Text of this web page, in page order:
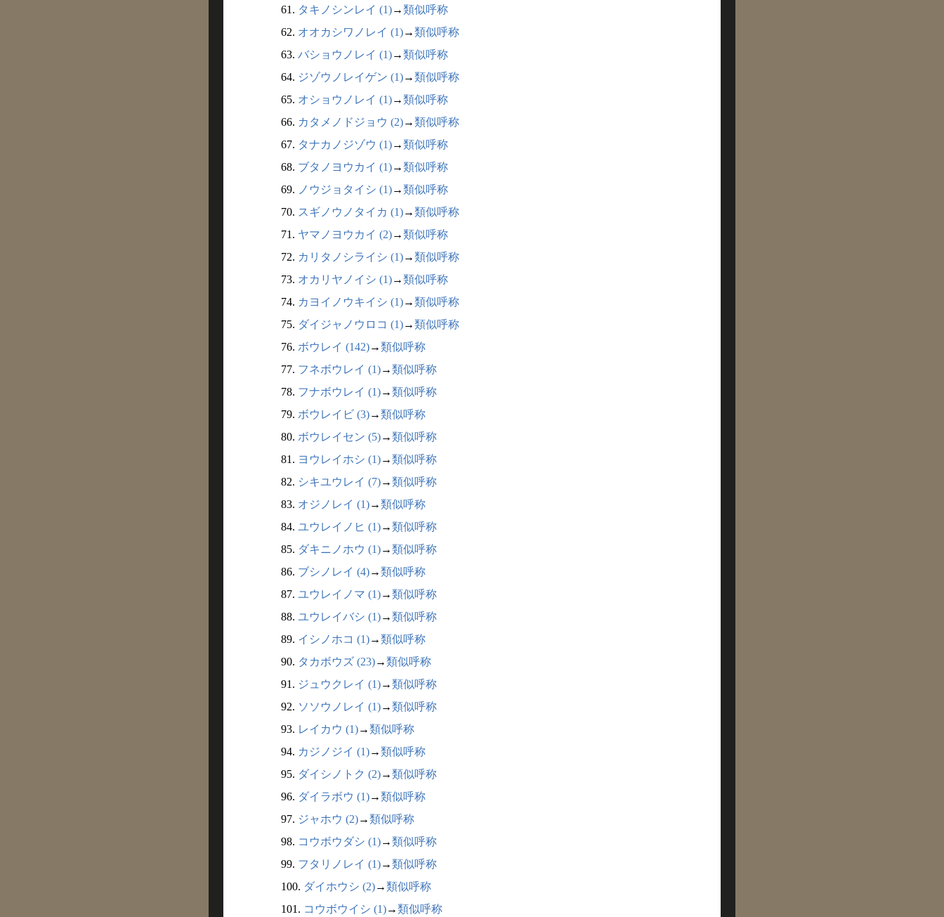
61. タキノシンレイ (1)→類似呼称
62. オオカシワノレイ (1)→類似呼称
63. バショウノレイ (1)→類似呼称
64. ジゾウノレイゲン (1)→類似呼称
65. オショウノレイ (1)→類似呼称
66. カタメノドジョウ (2)→類似呼称
67. タナカノジゾウ (1)→類似呼称
68. ブタノヨウカイ (1)→類似呼称
69. ノウジョタイシ (1)→類似呼称
70. スギノウノタイカ (1)→類似呼称
71. ヤマノヨウカイ (2)→類似呼称
72. カリタノシライシ (1)→類似呼称
73. オカリヤノイシ (1)→類似呼称
74. カヨイノウキイシ (1)→類似呼称
75. ダイジャノウロコ (1)→類似呼称
76. ボウレイ (142)→類似呼称
77. フネボウレイ (1)→類似呼称
78. フナボウレイ (1)→類似呼称
79. ボウレイビ (3)→類似呼称
80. ボウレイセン (5)→類似呼称
81. ヨウレイホシ (1)→類似呼称
82. シキユウレイ (7)→類似呼称
83. オジノレイ (1)→類似呼称
84. ユウレイノヒ (1)→類似呼称
85. ダキニノホウ (1)→類似呼称
86. ブシノレイ (4)→類似呼称
87. ユウレイノマ (1)→類似呼称
88. ユウレイバシ (1)→類似呼称
89. イシノホコ (1)→類似呼称
90. タカボウズ (23)→類似呼称
91. ジュウクレイ (1)→類似呼称
92. ソソウノレイ (1)→類似呼称
93. レイカウ (1)→類似呼称
94. カジノジイ (1)→類似呼称
95. ダイシノトク (2)→類似呼称
96. ダイラボウ (1)→類似呼称
97. ジャホウ (2)→類似呼称
98. コウボウダシ (1)→類似呼称
99. フタリノレイ (1)→類似呼称
100. ダイホウシ (2)→類似呼称
101. コウボウイシ (1)→類似呼称